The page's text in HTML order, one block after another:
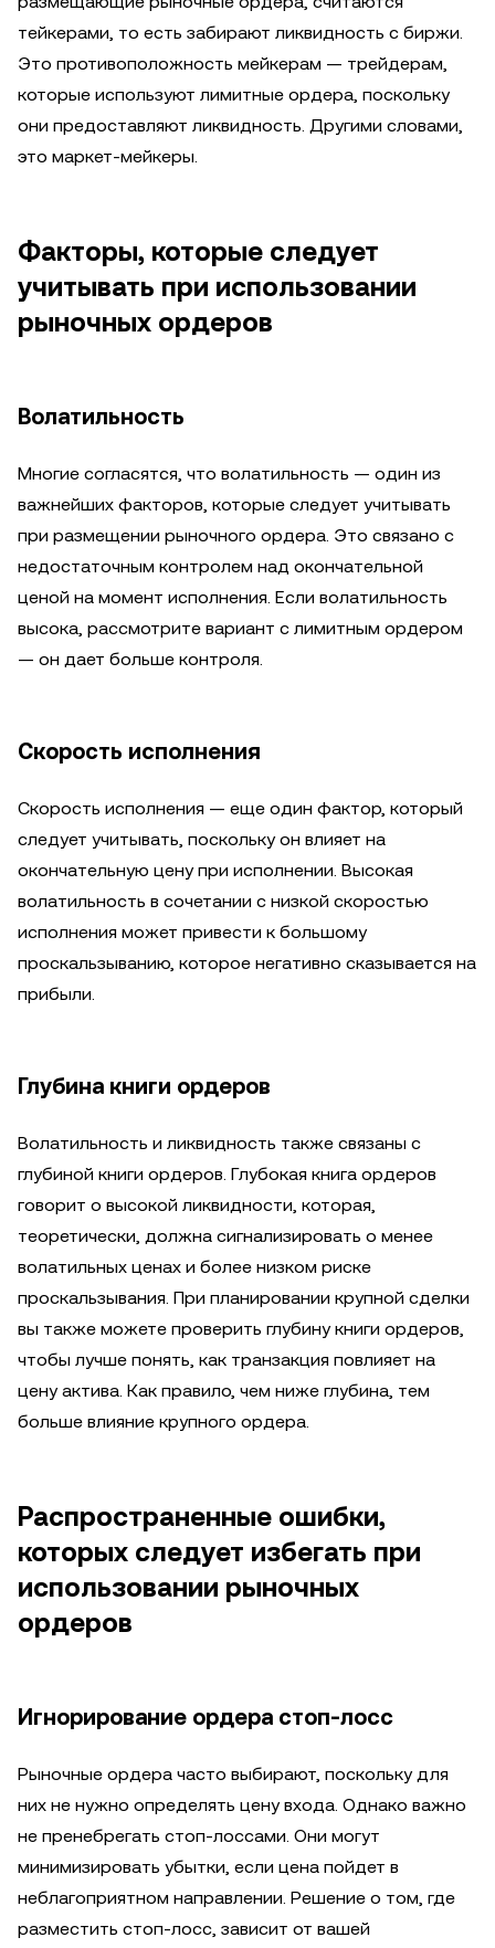
тейкерами, то есть забирают ликвидность с биржи.
Это противоположность мейкерам — трейдерам,
которые используют лимитные ордера, поскольку
они предоставляют ликвидность. Другими словами,
это маркет-мейкеры.
Факторы, которые следует
учитывать при использовании
рыночных ордеров
Волатильность
Многие согласятся, что волатильность — один из
важнейших факторов, которые следует учитывать
при размещении рыночного ордера. Это связано с
недостаточным контролем над окончательной
ценой на момент исполнения. Если волатильность
высока, рассмотрите вариант с лимитным ордером
— он дает больше контроля.
Скорость исполнения
Скорость исполнения — еще один фактор, который
следует учитывать, поскольку он влияет на
окончательную цену при исполнении. Высокая
волатильность в сочетании с низкой скоростью
исполнения может привести к большому
проскальзыванию, которое негативно сказывается на
прибыли.
Глубина книги ордеров
Волатильность и ликвидность также связаны с
глубиной книги ордеров. Глубокая книга ордеров
говорит о высокой ликвидности, которая,
теоретически, должна сигнализировать о менее
волатильных ценах и более низком риске
проскальзывания. При планировании крупной сделки
вы также можете проверить глубину книги ордеров,
чтобы лучше понять, как транзакция повлияет на
цену актива. Как правило, чем ниже глубина, тем
больше влияние крупного ордера.
Распространенные ошибки,
которых следует избегать при
использовании рыночных
ордеров
Игнорирование ордера стоп-лосс
Рыночные ордера часто выбирают, поскольку для
них не нужно определять цену входа. Однако важно
не пренебрегать стоп-лоссами. Они могут
минимизировать убытки, если цена пойдет в
неблагоприятном направлении. Решение о том, где
разместить стоп-лосс, зависит от вашей